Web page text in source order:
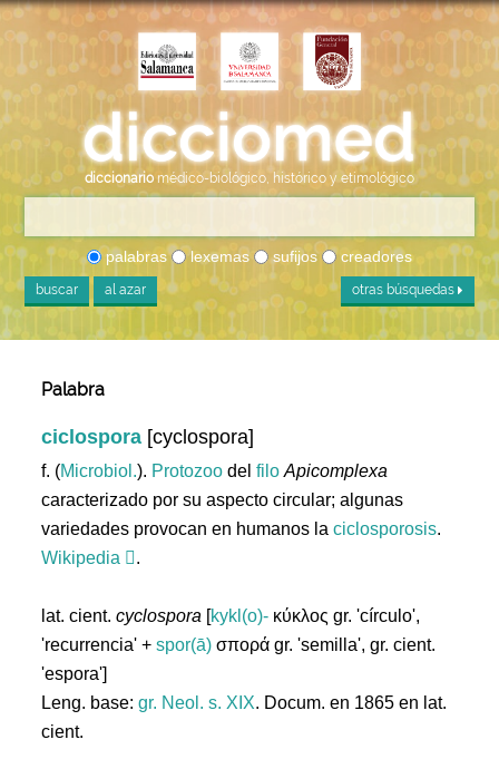
diccionario médico-biológico, histórico y etimológico
palabras lexemas sufijos creadores
buscar al azar otras búsquedas
Palabra
ciclospora [cyclospora]
f. (Microbiol.). Protozoo delfilo Apicomplexa
caracterizado por su aspecto circular; algunas
variedades provocan en humanos laciclosporosis.
Wikipedia
.
lat. cient.cyclospora [kykl(o)- κύκλος gr. 'círculo',
'recurrencia' +spor(ā) σπoρά gr. 'semilla', gr. cient.
'espora']
Leng. base:gr. Neol. s. XIX. Docum. en 1865 en lat.
cient.